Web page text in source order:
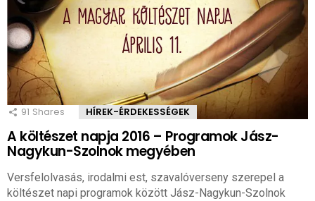
91 Shares HÍREK-ÉRDEKESSÉGEK
A költészet napja 2016 – Programok Jász-
Nagykun-Szolnok megyében
Versfelolvasás, irodalmi est, szavalóverseny szerepel a
költészet napi programok között Jász-Nagykun-Szolnok